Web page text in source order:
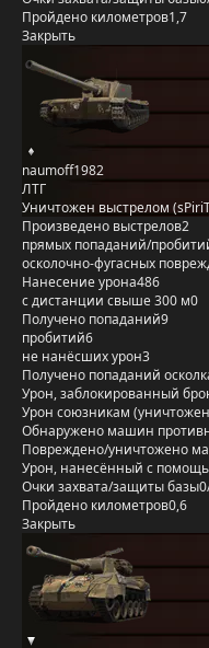
Пройдено километров1,7
Закрыть
naumoff1982
ЛТГ
Уничтожен выстрелом
Произведено выстрелов2
прямых попаданий/
осколочно-фугасных
Нанесение урона486
с дистанции свыше 300 м0
Получено попаданий9
пробитий6
не нанёсших урон3
Получено попаданий
Урон, заблокированный
Урон союзникам
Обнаружено машин
Повреждено/уничтожено
Урон, нанесённый с
Очки захвата/защиты базы
Пройдено километров0,6
Закрыть